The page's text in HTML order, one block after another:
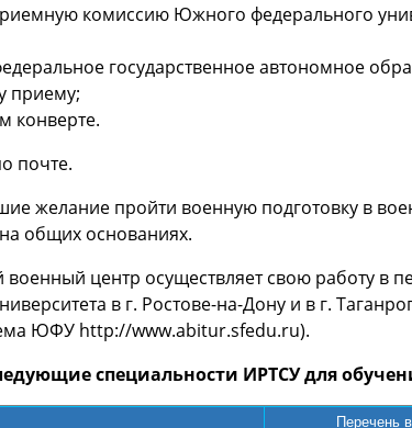
комиссию Южного федерального
государственное автономное
приему;
конверте.
почте.
желание пройти военную подготовку в
общих основаниях.
центр осуществляет свою работу в
в г. Ростове-на-Дону и в г.
ЮФУ http://www.abitur.sfedu.ru).
специальности ИРТСУ для
Перечень